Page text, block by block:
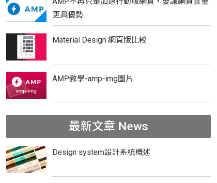
更具優勢
Material Design 網頁版比較
AMP教學-amp-img圖片
最新文章 News
Design system設計系統概述